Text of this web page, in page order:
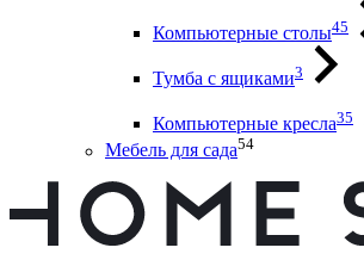
Компьютерные столы45
Тумба с ящиками3
Компьютерные кресла35
Мебель для сада54